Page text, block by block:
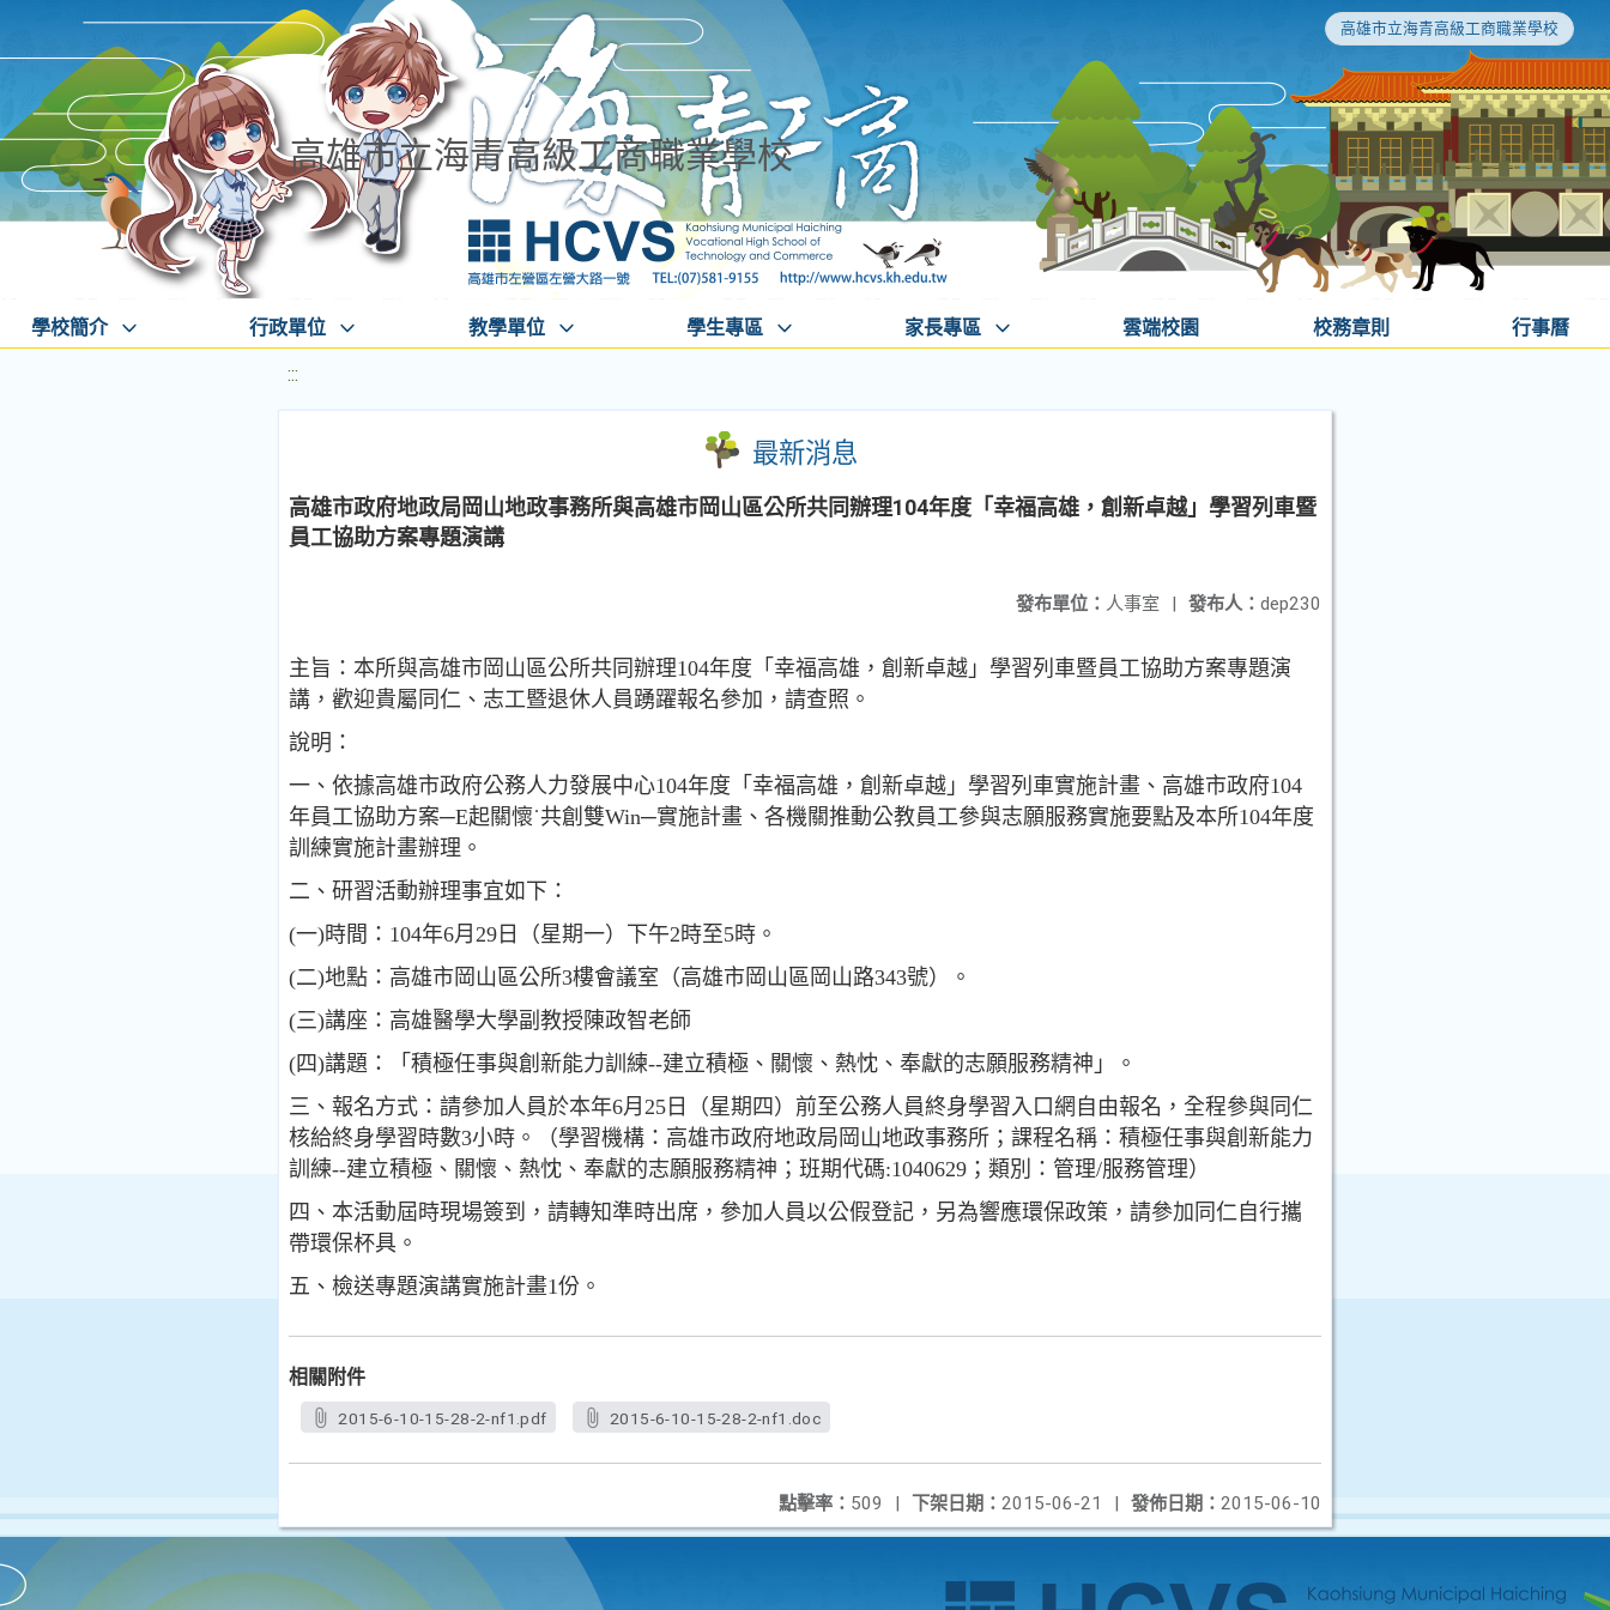
高雄市立海青高級工商職業學校
高雄市立海青高級工商職業學校
學校簡介 行政單位 教學單位 學生專區 家長專區 雲端校園 校務章則 行事曆
:::
最新消息
高雄市政府地政局岡山地政事務所與高雄市岡山區公所共同辦理104年度「幸福高雄，創新卓越」學習列車暨
員工協助方案專題演講
發布人： dep230
發布單位： 人事室 |
主旨：本所與高雄市岡山區公所共同辦理104年度「幸福高雄，創新卓越」學習列車暨員工協助方案專題演
講，歡迎貴屬同仁、志工暨退休人員踴躍報名參加，請查照。
說明：
一、依據高雄市政府公務人力發展中心104年度「幸福高雄，創新卓越」學習列車實施計畫、高雄市政府104
年員工協助方案─E起關懷˙共創雙Win─實施計畫、各機關推動公教員工參與志願服務實施要點及本所104年度
訓練實施計畫辦理。
二、研習活動辦理事宜如下：
(一)時間：104年6月29日（星期一）下午2時至5時。
(二)地點：高雄市岡山區公所3樓會議室（高雄市岡山區岡山路343號）。
(三)講座：高雄醫學大學副教授陳政智老師
(四)講題：「積極任事與創新能力訓練--建立積極、關懷、熱忱、奉獻的志願服務精神」。
三、報名方式：請參加人員於本年6月25日（星期四）前至公務人員終身學習入口網自由報名，全程參與同仁
核給終身學習時數3小時。（學習機構：高雄市政府地政局岡山地政事務所；課程名稱：積極任事與創新能力
訓練--建立積極、關懷、熱忱、奉獻的志願服務精神；班期代碼:1040629；類別：管理/服務管理）
四、本活動屆時現場簽到，請轉知準時出席，參加人員以公假登記，另為響應環保政策，請參加同仁自行攜
帶環保杯具。
五、檢送專題演講實施計畫1份。
相關附件
2015-6-10-15-28-2-nf1.pdf 2015-6-10-15-28-2-nf1.doc
發佈日期： 2015-06-10
下架日期： 2015-06-21 |
點擊率： 509 |